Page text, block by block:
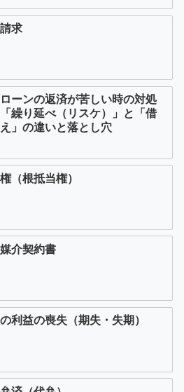
求
ーンの返済が苦しい時の対処
繰り延べ（リスケ）」と「借
」の違いと落とし穴
（根抵当権）
介契約書
利益の喪失（期失・失期）